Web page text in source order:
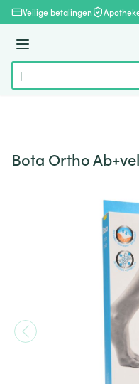
Ga naar de inhoud
Veilige betalingen
Menu
Product, merk, categorie...
Bota Ortho